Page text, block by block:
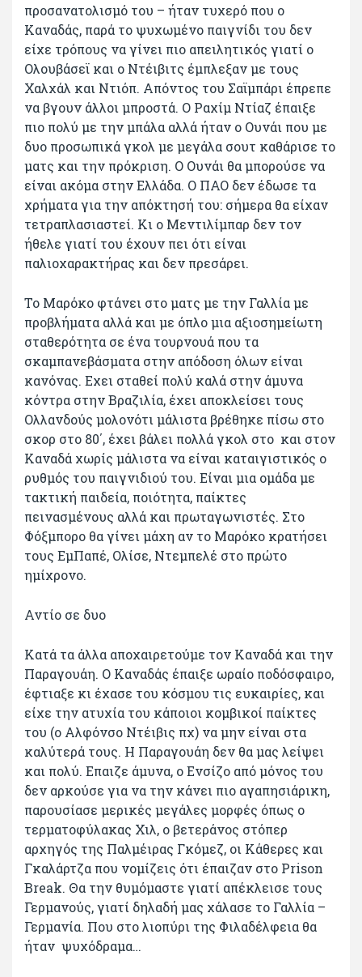
προσανατολισμό του – ήταν τυχερό που ο
Καναδάς, παρά το ψυχωμένο παιγνίδι του δεν
είχε τρόπους να γίνει πιο απειλητικός γιατί ο
Ολουβάσεϊ και ο Ντέιβιτς έμπλεξαν με τους
Χαλχάλ και Ντιόπ. Απόντος του Σαϊμπάρι έπρεπε
να βγουν άλλοι μπροστά. Ο Ραχίμ Ντίαζ έπαιξε
πιο πολύ με την μπάλα αλλά ήταν ο Ουνάι που με
δυο προσωπικά γκολ με μεγάλα σουτ καθάρισε το
ματς και την πρόκριση. Ο Ουνάι θα μπορούσε να
είναι ακόμα στην Ελλάδα. Ο ΠΑΟ δεν έδωσε τα
χρήματα για την απόκτησή του: σήμερα θα είχαν
τετραπλασιαστεί. Κι ο Μεντιλίμπαρ δεν τον
ήθελε γιατί του έχουν πει ότι είναι
παλιοχαρακτήρας και δεν πρεσάρει.
Το Μαρόκο φτάνει στο ματς με την Γαλλία με
προβλήματα αλλά και με όπλο μια αξιοσημείωτη
σταθερότητα σε ένα τουρνουά που τα
σκαμπανεβάσματα στην απόδοση όλων είναι
κανόνας. Εχει σταθεί πολύ καλά στην άμυνα
κόντρα στην Βραζιλία, έχει αποκλείσει τους
Ολλανδούς μολονότι μάλιστα βρέθηκε πίσω στο
σκορ στο 80΄, έχει βάλει πολλά γκολ στο και στον
Καναδά χωρίς μάλιστα να είναι καταιγιστικός ο
ρυθμός του παιγνιδιού του. Είναι μια ομάδα με
τακτική παιδεία, ποιότητα, παίκτες
πεινασμένους αλλά και πρωταγωνιστές. Στο
Φόξμπορο θα γίνει μάχη αν το Μαρόκο κρατήσει
τους ΕμΠαπέ, Ολίσε, Ντεμπελέ στο πρώτο
ημίχρονο.
Αντίο σε δυο
Κατά τα άλλα αποχαιρετούμε τον Καναδά και την
Παραγουάη. Ο Καναδάς έπαιξε ωραίο ποδόσφαιρο,
έφτιαξε κι έχασε του κόσμου τις ευκαιρίες, και
είχε την ατυχία του κάποιοι κομβικοί παίκτες
του (ο Αλφόνσο Ντέιβις πχ) να μην είναι στα
καλύτερά τους. Η Παραγουάη δεν θα μας λείψει
και πολύ. Επαιζε άμυνα, ο Ενσίζο από μόνος του
δεν αρκούσε για να την κάνει πιο αγαπησιάρικη,
παρουσίασε μερικές μεγάλες μορφές όπως ο
τερματοφύλακας Χιλ, ο βετεράνος στόπερ
αρχηγός της Παλμέιρας Γκόμεζ, οι Κάθερες και
Γκαλάρτζα που νομίζεις ότι έπαιζαν στο Prison
Break. Θα την θυμόμαστε γιατί απέκλεισε τους
Γερμανούς, γιατί δηλαδή μας χάλασε το Γαλλία –
Γερμανία. Που στο λιοπύρι της Φιλαδέλφεια θα
ήταν ψυχόδραμα…